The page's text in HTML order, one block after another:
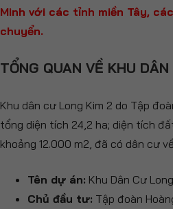
Minh với các tỉnh miền Tây,
chuyển.
TỔNG QUAN VỀ KHU
Khu dân cư Long Kim 2 do Tập
tổng diện tích 24,2 ha; diện tích
khoảng 12.000 m2, đã có dân cư
Tên dự án: Khu Dân Cư
Chủ đầu tư: Tập đoàn